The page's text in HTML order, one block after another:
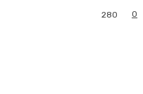
0
280